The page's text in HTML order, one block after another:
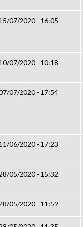
15/07/2020 - 16:05
10/07/2020 - 10:18
07/2020 - 17:54
11/06/2020 - 17:23
28/05/2020 - 15:32
28/05/2020 - 11:59